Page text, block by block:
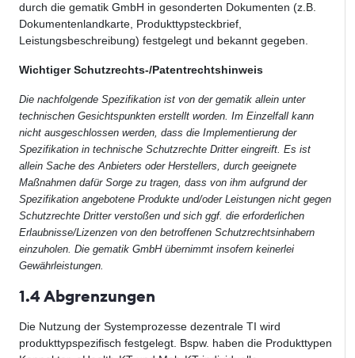
durch die gematik GmbH in gesonderten Dokumenten (z.B.
Dokumentenlandkarte, Produkttypsteckbrief,
Leistungsbeschreibung) festgelegt und bekannt gegeben.
Wichtiger Schutzrechts-/Patentrechtshinweis
Die nachfolgende Spezifikation ist von der gematik allein unter
technischen Gesichtspunkten erstellt worden. Im Einzelfall kann
nicht ausgeschlossen werden, dass die Implementierung der
Spezifikation in technische Schutzrechte Dritter eingreift. Es ist
allein Sache des Anbieters oder Herstellers, durch geeignete
Maßnahmen dafür Sorge zu tragen, dass von ihm aufgrund der
Spezifikation angebotene Produkte und/oder Leistungen nicht gegen
Schutzrechte Dritter verstoßen und sich ggf. die erforderlichen
Erlaubnisse/Lizenzen von den betroffenen Schutzrechtsinhabern
einzuholen. Die gematik GmbH übernimmt insofern keinerlei
Gewährleistungen.
1.4 Abgrenzungen
Die Nutzung der Systemprozesse dezentrale TI wird
produkttypspezifisch festgelegt. Bspw. haben die Produkttypen